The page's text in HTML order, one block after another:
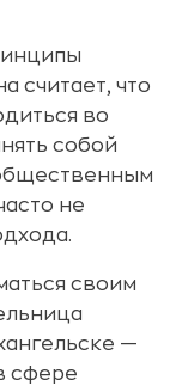
считает, что
во
собой
не
своим
—
сфере